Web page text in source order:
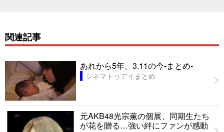
関連記事
あれから5年、3.11の今-まとめ-
シネマトゥデイまとめ
元AKB48光宗薫の個展、同期生たち
が花を贈る…強い絆にファンが感動